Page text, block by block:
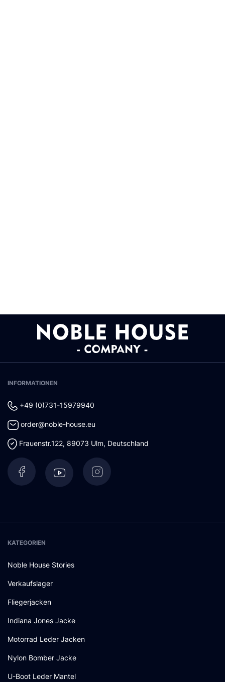
INFORMATIONEN
+49 (0)731-15979940
order@noble-house.eu
Frauenstr.122, 89073 Ulm, Deutschland
KATEGORIEN
Noble House Stories
Verkaufslager
Fliegerjacken
Indiana Jones Jacke
Motorrad Leder Jacken
Nylon Bomber Jacke
U-Boot Leder Mantel